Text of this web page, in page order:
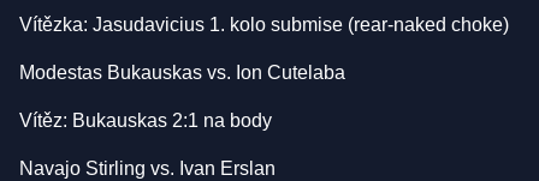
Vítězka: Jasudavicius 1. kolo submise (rear-naked choke)
Modestas Bukauskas vs. Ion Cutelaba
Vítěz: Bukauskas 2:1 na body
Navajo Stirling vs. Ivan Erslan